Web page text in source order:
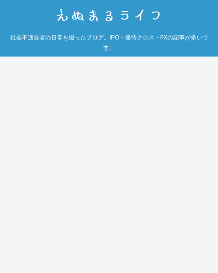
社会不適合者の日常を綴ったブログ。IPO・優待クロス・FXの記事が多いで
す。